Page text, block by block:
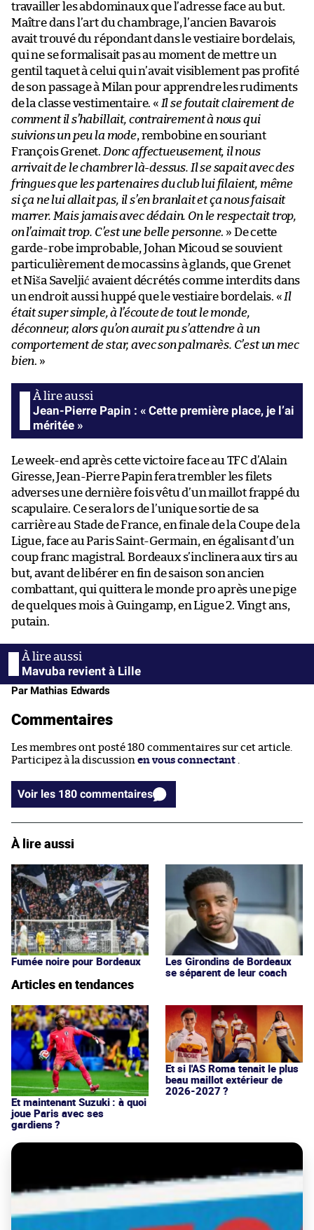
travailler les abdominaux que l’adresse face au but.
Maître dans l’art du chambrage, l’ancien Bavarois
avait trouvé du répondant dans le vestiaire bordelais,
qui ne se formalisait pas au moment de mettre un
gentil taquet à celui qui n’avait visiblement pas profité
de son passage à Milan pour apprendre les rudiments
de la classe vestimentaire. « Il se foutait clairement de
comment il s’habillait, contrairement à nous qui
suivions un peu la mode, rembobine en souriant
François Grenet. Donc affectueusement, il nous
arrivait de le chambrer là-dessus. Il se sapait avec des
fringues que les partenaires du club lui filaient, même
si ça ne lui allait pas, il s’en branlait et ça nous faisait
marrer. Mais jamais avec dédain. On le respectait trop,
on l’aimait trop. C’est une belle personne. » De cette
garde-robe improbable, Johan Micoud se souvient
particulièrement de mocassins à glands, que Grenet
et Niša Saveljić avaient décrétés comme interdits dans
un endroit aussi huppé que le vestiaire bordelais. « Il
était super simple, à l’écoute de tout le monde,
déconneur, alors qu’on aurait pu s’attendre à un
comportement de star, avec son palmarès. C’est un mec
bien. »
Jean-Pierre Papin : « Cette première place, je l’ai
méritée »
Le week-end après cette victoire face au TFC d’Alain
Giresse, Jean-Pierre Papin fera trembler les filets
adverses une dernière fois vêtu d’un maillot frappé du
scapulaire. Ce sera lors de l’unique sortie de sa
carrière au Stade de France, en finale de la Coupe de la
Ligue, face au Paris Saint-Germain, en égalisant d’un
coup franc magistral. Bordeaux s’inclinera aux tirs au
but, avant de libérer en fin de saison son ancien
combattant, qui quittera le monde pro après une pige
de quelques mois à Guingamp, en Ligue 2. Vingt ans,
putain.
Mavuba revient à Lille
Par Mathias Edwards
Commentaires
Les membres ont posté 180 commentaires sur cet article.
Participez à la discussion en vous connectant .
Voir les 180 commentaires
À lire aussi
Fumée noire pour Bordeaux
Les Girondins de Bordeaux
se séparent de leur coach
Articles en tendances
Et maintenant Suzuki : à quoi
joue Paris avec ses
gardiens ?
Et si l'AS Roma tenait le plus
beau maillot extérieur de
2026-2027 ?